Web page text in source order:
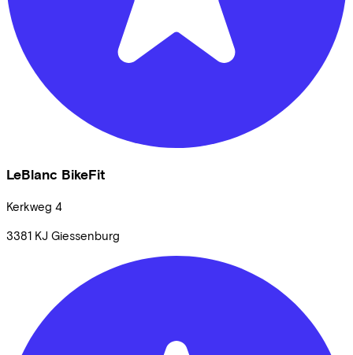
LeBlanc BikeFit
Kerkweg 4
3381 KJ Giessenburg